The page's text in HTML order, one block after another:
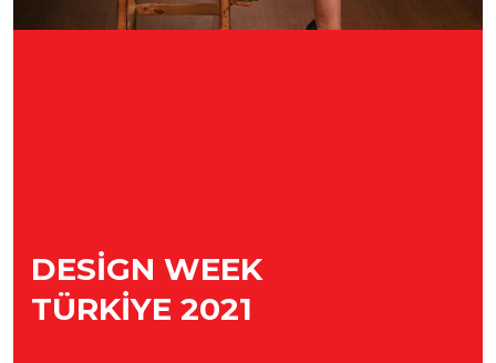
DESIGN WEEK
TÜRKIYE 2021